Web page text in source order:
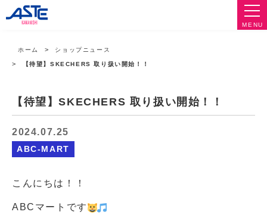
MENU
ホーム ショップニュース
【待望】SKECHERS 取り扱い開始！！
【待望】SKECHERS 取り扱い開始！！
2024.07.25
ABC-MART
こんにちは！！
ABCマートです